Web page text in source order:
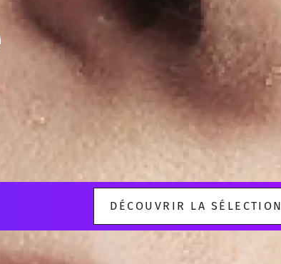
DÉCOUVRIR LA SÉLECTION